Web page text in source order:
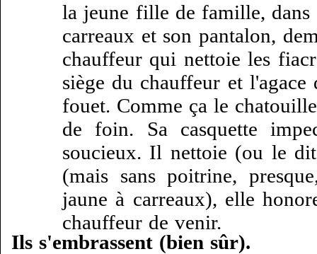
la jeune fille de famille, dans
carreaux et son pantalon,
chauffeur qui nettoie les
siège du chauffeur et
fouet. Comme ça le
de foin. Sa casquette
soucieux. Il nettoie (ou le
(mais sans poitrine,
jaune à carreaux), elle
chauffeur de venir.
Ils s'embrassent (bien sûr).